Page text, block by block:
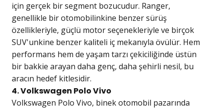
için gerçek bir segment bozucudur. Ranger,
genellikle bir otomobilinkine benzer sürüş
özellikleriyle, güçlü motor seçenekleriyle ve birçok
SUV'unkine benzer kaliteli iç mekanıyla övülür. Hem
performans hem de yaşam tarzı çekiciliğinde üstün
bir bakkie arayan daha genç, daha şehirli nesil, bu
aracın hedef kitlesidir.
4. Volkswagen Polo Vivo
Volkswagen Polo Vivo, binek otomobil pazarında